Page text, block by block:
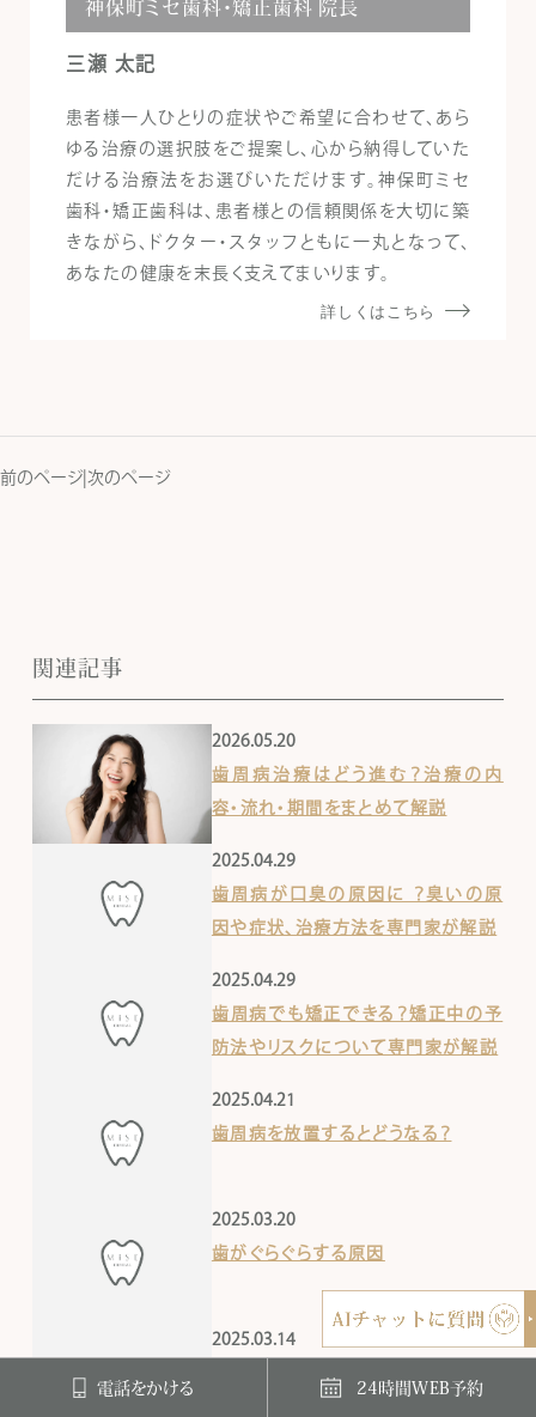
電話をかける 24時間WEB予約
神保町ミセ歯科・矯正歯科 院長
三瀬 太記
患者様一人ひとりの症状やご希望に合わせて、あら
ゆる治療の選択肢をご提案し、心から納得していた
だける治療法をお選びいただけます。神保町ミセ
歯科・矯正歯科は、患者様との信頼関係を大切に築
きながら、ドクター・スタッフともに一丸となって、
あなたの健康を末長く支えてまいります。
詳しくはこちら
前のページ| 次のページ
関連記事
2026.05.20
歯周病治療はどう進む？治療の内
容・流れ・期間をまとめて解説
2025.04.29
歯周病が口臭の原因に ？臭いの原
因や症状、治療方法を専門家が解説
2025.04.29
歯周病でも矯正できる？矯正中の予
防法やリスクについて専門家が解説
2025.04.21
歯周病を放置するとどうなる？
2025.03.20
歯がぐらぐらする原因
2025.03.14